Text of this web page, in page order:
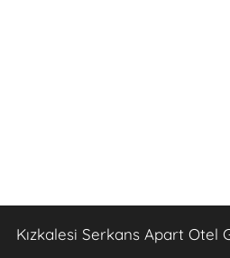
Kızkalesi Serkans Apart Otel